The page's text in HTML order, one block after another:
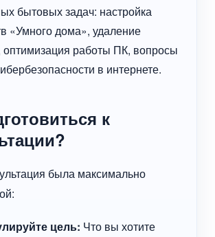
бытовых задач: настройка
«Умного дома», удаление
оптимизация работы ПК, вопросы
в интернете.
к
была максимально
цель: Что вы хотите